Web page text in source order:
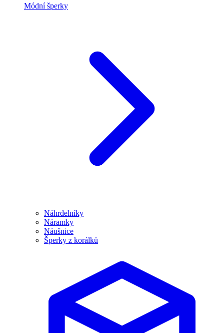
Módní šperky
Náhrdelníky
Náramky
Náušnice
Šperky z korálků